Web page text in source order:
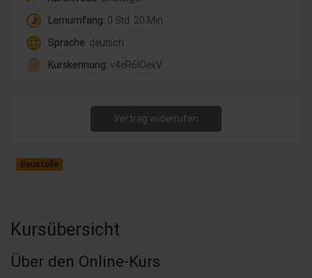
timelapse Lernumfang: 0 Std. 20 Min.
language Sprache: deutsch
fingerprint Kurskennung: v4eR6lOexV
Vertrag widerrufen
Baustelle
Kursübersicht
Über den Online-Kurs